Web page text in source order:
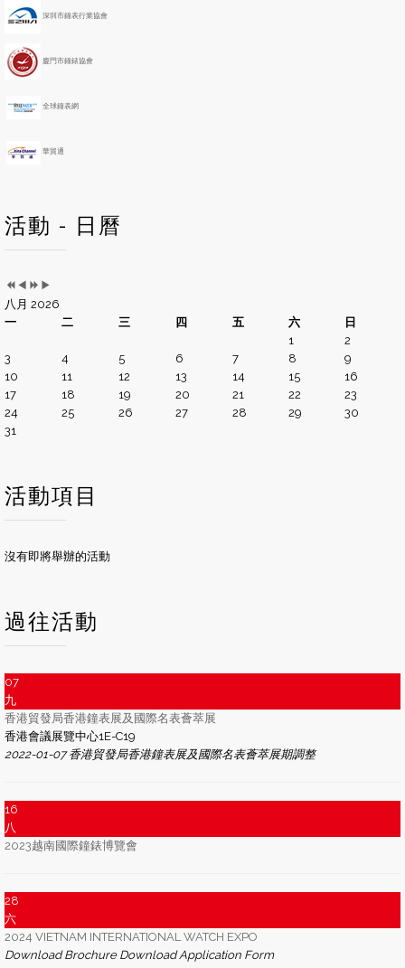
深圳市鐘表行業協會
廈門市鐘錶協會
全球鐘表網
華貿通
活動 - 日曆
a
o
n
h
八月 2026
一
二 三 四 五 六
日
1
2
3
4 5 6 7 8
9
10
11 12 13 14 15
16
17
18 19 20 21 22
23
24
25 26 27 28 29
30
31
活動項目
沒有即將舉辦的活動
過往活動
07
九
香港貿發局香港鐘表展及國際名表薈萃展
香港會議展覽中心1E-C19
2022-01-07 香港貿發局香港鐘表展及國際名表薈萃展期調整
16
八
2023越南國際鐘錶博覽會
28
六
2024 VIETNAM INTERNATIONAL WATCH EXPO
Download Brochure Download Application Form